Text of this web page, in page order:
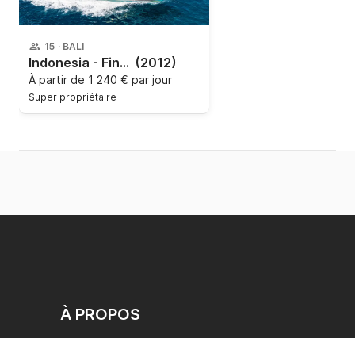
15 · BALI
Indonesia - Final Model (2012)
À partir de 1 240 € par jour
Super propriétaire
À PROPOS